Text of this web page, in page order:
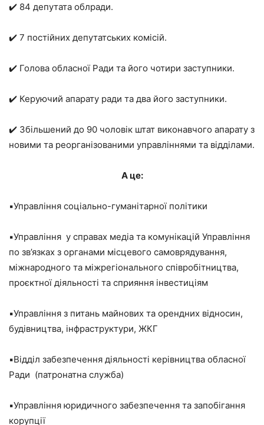
✔️ 84 депутата облради.
✔️ 7 постійних депутатських комісій.
✔️ Голова обласної Ради та його чотири заступники.
✔️ Керуючий апарату ради та два його заступники.
✔️ Збільшений до 90 чоловік штат виконавчого апарату з
новими та реорганізованими управліннями та відділами.
А це:
▪️Управління соціально-гуманітарної політики
▪️Управління у справах медіа та комунікацій Управління
по зв’язках з органами місцевого самоврядування,
міжнародного та міжрегіонального співробітництва,
проєктної діяльності та сприяння інвестиціям
▪️Управління з питань майнових та орендних відносин,
будівництва, інфраструктури, ЖКГ
▪️Відділ забезпечення діяльності керівництва обласної
Ради (патронатна служба)
▪️Управління юридичного забезпечення та запобігання
корупції